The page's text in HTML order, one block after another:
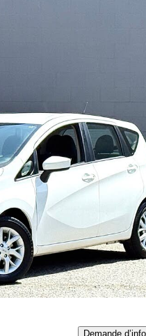
Affaire
Demande d’info